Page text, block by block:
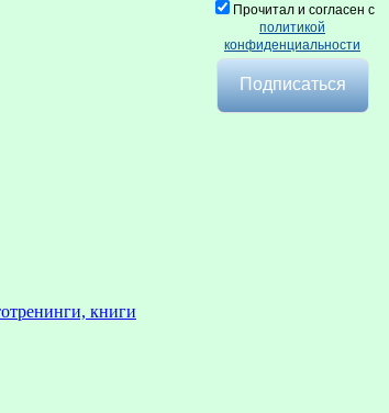
Прочитал и согласен с
политикой
конфиденциальности
книги